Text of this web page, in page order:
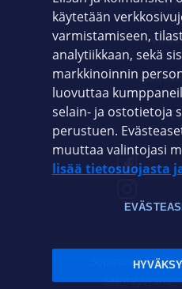
Sopimusehdot
käytetään
varmistamiseen,
analytiikkaan, sekä
markkinoinnin
luovuttaa
selain- ja ostotietoja
perustuen.
muuttaa valintojasi
lisää tietosuojasta